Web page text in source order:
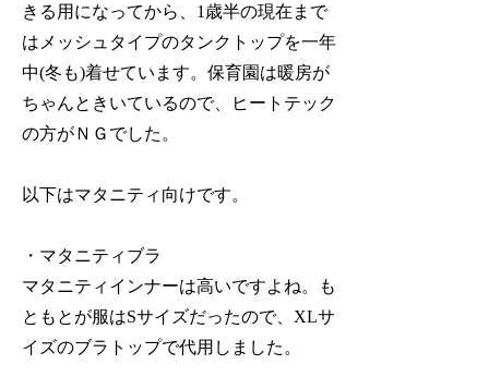
きる用になってから、1歳半の現在まで
はメッシュタイプのタンクトップを一年
中(冬も)着せています。保育園は暖房が
ちゃんときいているので、ヒートテック
の方がＮＧでした。
以下はマタニティ向けです。
・マタニティブラ
マタニティインナーは高いですよね。も
ともとが服はSサイズだったので、XLサ
イズのブラトップで代用しました。